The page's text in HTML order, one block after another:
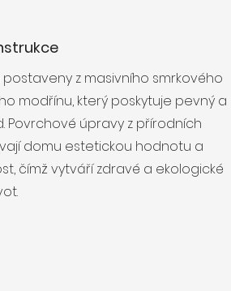
z masivního smrkového
modřínu, který poskytuje pevný a
Povrchové úpravy z přírodních
domu estetickou hodnotu a
čímž vytváří zdravé a ekologické